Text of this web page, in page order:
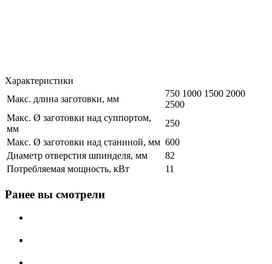
Характеристики
Макс. длина заготовки, мм
750 1000 1500 2000
2500
Макс. Ø заготовки над суппортом,
мм
250
Макс. Ø заготовки над станиной, мм 600
Диаметр отверстия шпинделя, мм
82
Потребляемая мощность, кВт
11
Ранее вы смотрели